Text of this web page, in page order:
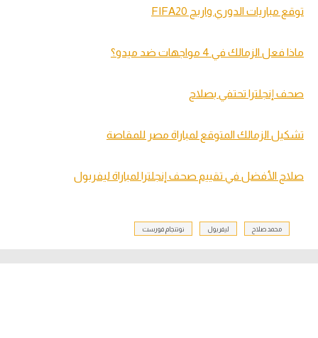
توقع مباريات الدوري واربح FIFA20
ماذا فعل الزمالك في 4 مواجهات ضد ميدو؟
صحف إنجلترا تحتفي بصلاح
تشكيل الزمالك المتوقع لمباراة مصر للمقاصة
صلاح الأفضل في تقييم صحف إنجلترا لمباراة ليفربول
محمد صلاح ليفربول نوتنجام فورست